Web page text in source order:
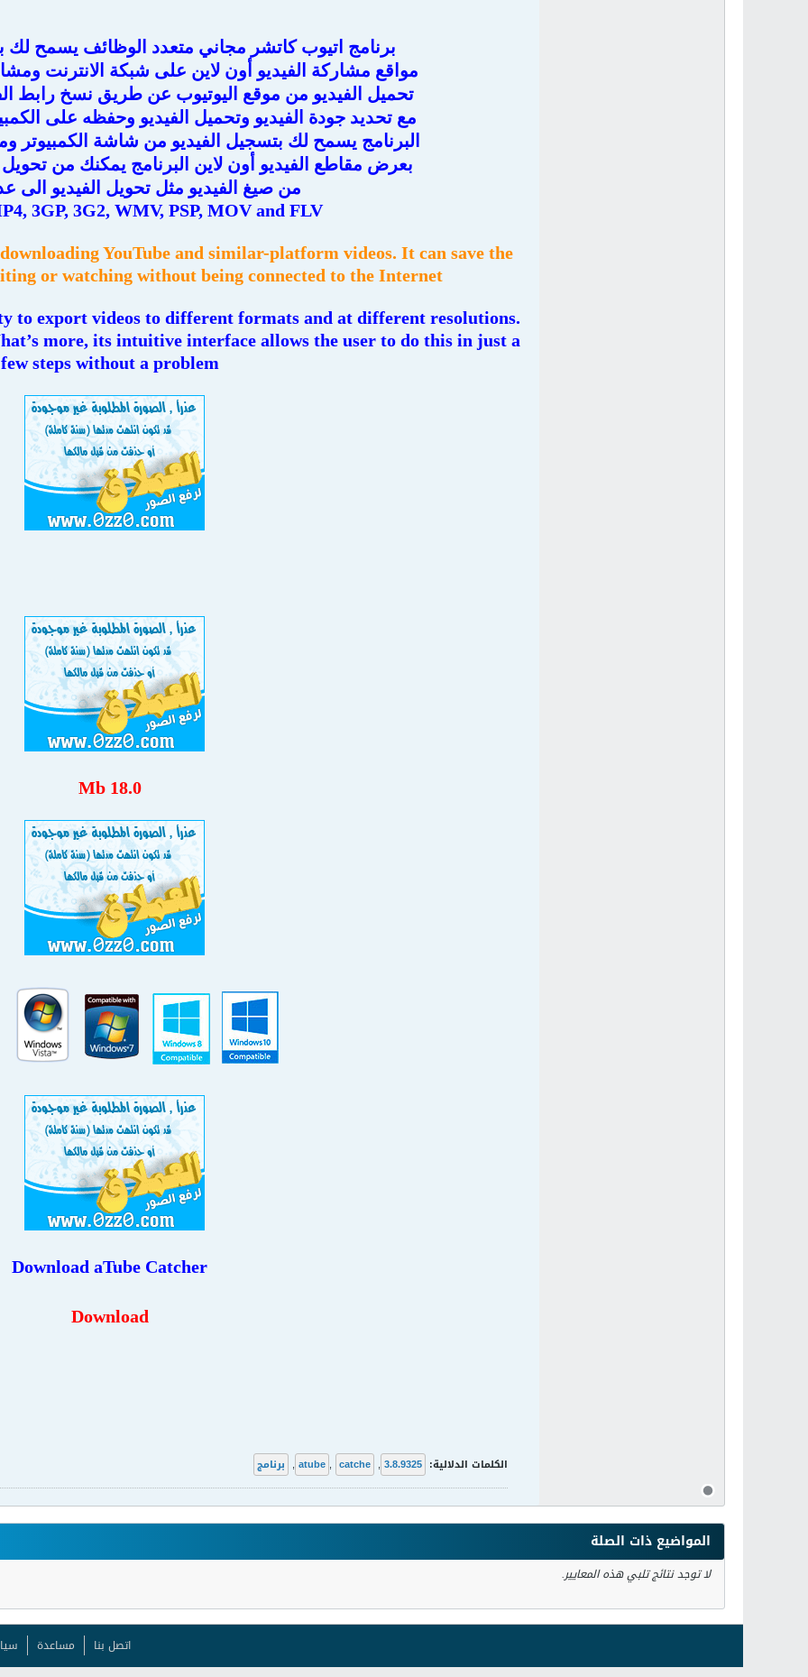
برنامج اتيوب كاتشر مجاني متعدد الوظائف يسمح لك
مواقع مشاركة الفيديو أون لاين على شبكة الانترنت
تحميل الفيديو من موقع اليوتيوب عن طريق نسخ رابط
مع تحديد جودة الفيديو وتحميل الفيديو وحفظه على
البرنامج يسمح لك بتسجيل الفيديو من شاشة الكمبيوتر
بعرض مقاطع الفيديو أون لاين البرنامج يمكنك من
من صيغ الفيديو مثل تحويل الفيديو الى
3GP, 3G2, WMV, PSP, MOV and FLV
YouTube and similar-platform videos. It can save the
or watching without being connected to the Internet
to export videos to different formats and at different resolutions.
more, its intuitive interface allows the user to do this in just a
few steps without a problem
18.0 Mb
Download aTube Catcher
Download
الكلمات الدلالية: 3.8.9325
,
atube , catche
, برنامج
المواضيع ذات الصلة
لا توجد نتائج تلبي هذه المعايير.
اتصل بنا مساعدة